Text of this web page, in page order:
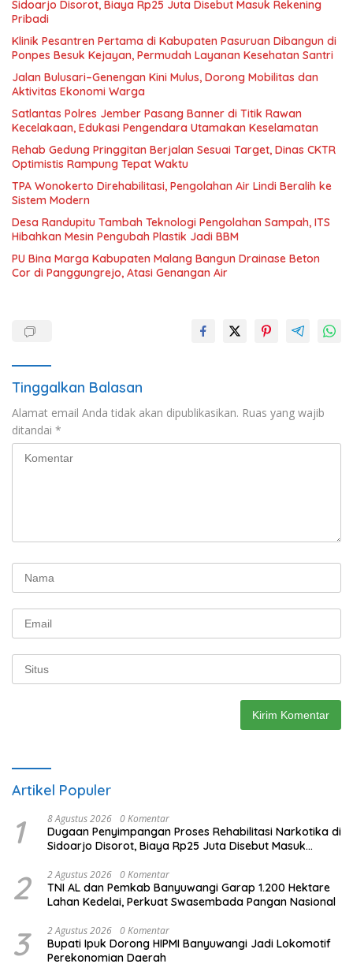
Sidoarjo Disorot, Biaya Rp25 Juta Disebut Masuk Rekening
Pribadi
Klinik Pesantren Pertama di Kabupaten Pasuruan Dibangun di
Ponpes Besuk Kejayan, Permudah Layanan Kesehatan Santri
Jalan Bulusari–Genengan Kini Mulus, Dorong Mobilitas dan
Aktivitas Ekonomi Warga
Satlantas Polres Jember Pasang Banner di Titik Rawan
Kecelakaan, Edukasi Pengendara Utamakan Keselamatan
Rehab Gedung Pringgitan Berjalan Sesuai Target, Dinas CKTR
Optimistis Rampung Tepat Waktu
TPA Wonokerto Direhabilitasi, Pengolahan Air Lindi Beralih ke
Sistem Modern
Desa Randupitu Tambah Teknologi Pengolahan Sampah, ITS
Hibahkan Mesin Pengubah Plastik Jadi BBM
PU Bina Marga Kabupaten Malang Bangun Drainase Beton
Cor di Panggungrejo, Atasi Genangan Air
Tinggalkan Balasan
Alamat email Anda tidak akan dipublikasikan. Ruas yang wajib
ditandai *
Artikel Populer
1 8 Agustus 2026 0 Komentar
Dugaan Penyimpangan Proses Rehabilitasi Narkotika di
Sidoarjo Disorot, Biaya Rp25 Juta Disebut Masuk
2 2 Agustus 2026 0 Komentar
TNI AL dan Pemkab Banyuwangi Garap 1.200 Hektare
Lahan Kedelai, Perkuat Swasembada Pangan Nasional
3 2 Agustus 2026 0 Komentar
Bupati Ipuk Dorong HIPMI Banyuwangi Jadi Lokomotif
Perekonomian Daerah